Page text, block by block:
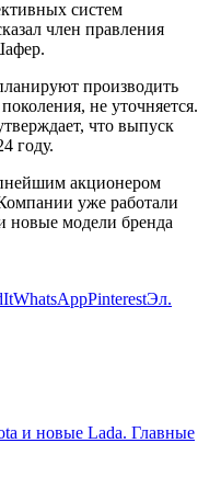
систем
член правления
производить
не уточняется.
что выпуск
году.
акционером
уже работали
новые модели бренда
WhatsAppPinterestЭл.
и новые Lada. Главные